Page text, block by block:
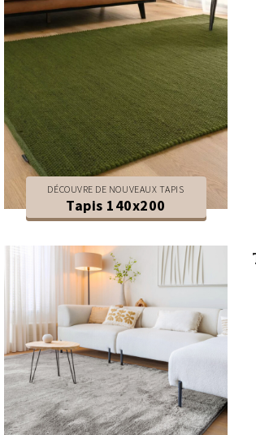
DÉCOUVRE DE NOUVEAUX TAPIS
Tapis 140x200